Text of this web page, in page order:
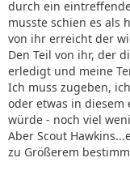
durch ein
musste schien es als
von ihr erreicht der
Den Teil von ihr, der
erledigt und meine
Ich muss zugeben,
oder etwas in
würde - noch viel
Aber Scout
zu Größerem